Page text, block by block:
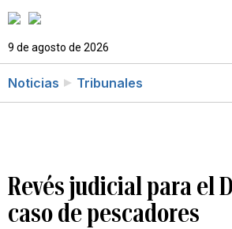
9 de agosto de 2026
Noticias Tribunales
Revés judicial para el
caso de pescadores